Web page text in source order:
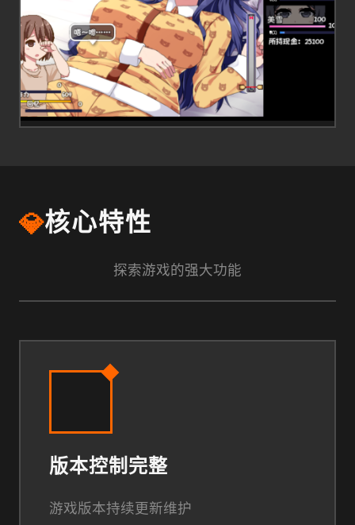
💎核心特性
探索游戏的强大功能
版本控制完整
游戏版本持续更新维护